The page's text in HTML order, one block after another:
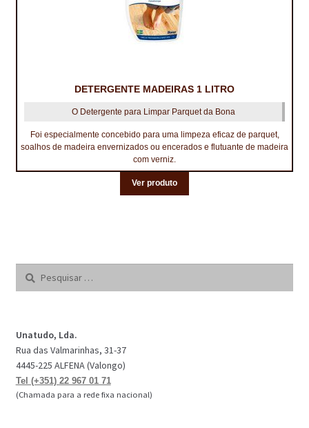
DETERGENTE MADEIRAS 1 LITRO
O Detergente para Limpar Parquet da Bona
Foi especialmente concebido para uma limpeza eficaz de parquet,
soalhos de madeira envernizados ou encerados e flutuante de madeira
com verniz.
Ver produto
Pesquisar
Unatudo, Lda.
Rua das Valmarinhas, 31-37
4445-225 ALFENA (Valongo)
Tel (+351) 22 967 01 71
(Chamada para a rede fixa nacional)